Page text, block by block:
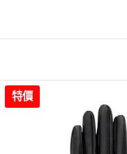
特價